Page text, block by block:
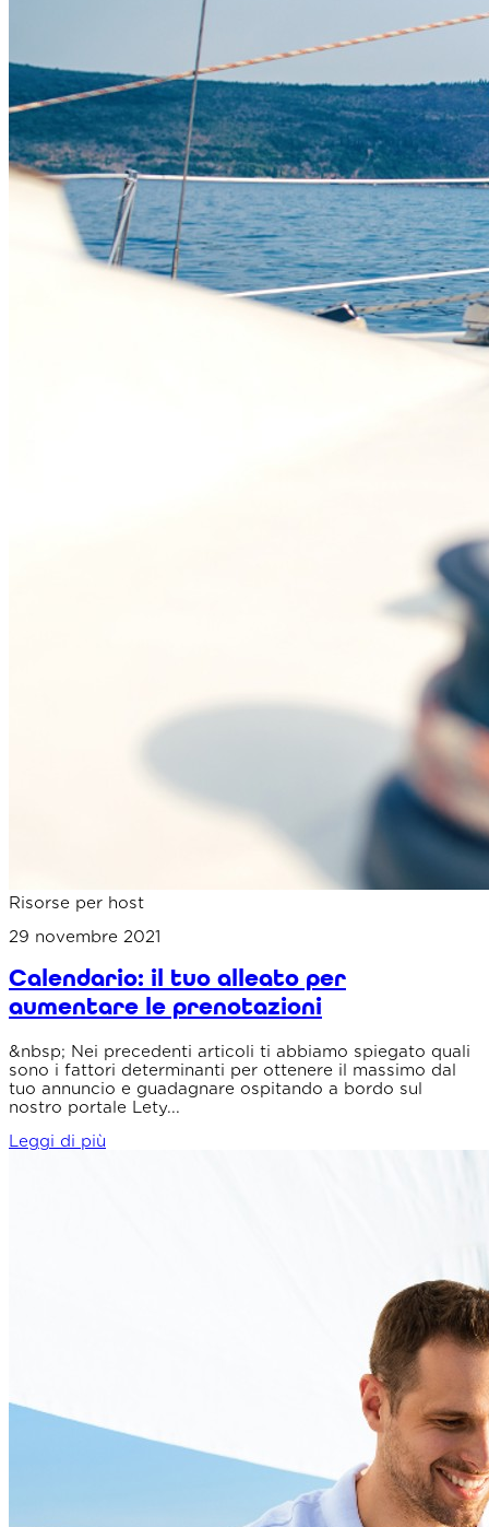
Risorse per host
29 novembre 2021
Calendario: il tuo alleato per
aumentare le prenotazioni
&nbsp; Nei precedenti articoli ti abbiamo spiegato quali
sono i fattori determinanti per ottenere il massimo dal
tuo annuncio e guadagnare ospitando a bordo sul
nostro portale Lety...
Leggi di più